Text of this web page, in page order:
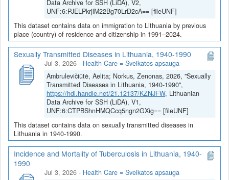
Data Archive for SSH (LiDA), V2,
UNF:6:PJELPkrjlM22Bg70LrD2cA== [fileUNF]
This dataset contains data on immigration to Lithuania by previous
place (country) of residence and citizenship in 1991–2024.
Sexually Transmitted Diseases in Lithuania, 1940-1990
Jul 3, 2026 - Health Care = Sveikatos apsauga
Ambrulevičiūtė, Aelita; Norkus, Zenonas, 2026, "Sexually
Transmitted Diseases in Lithuania, 1940-1990",
https://hdl.handle.net/21.12137/KZNJFW, Lithuanian
Data Archive for SSH (LiDA), V1,
UNF:6:CTPBShnHMQCcq5ngn2GXig== [fileUNF]
This dataset contains data on sexually transmitted diseases in
Lithuania in 1940-1990.
Incidence and Mortality of Tuberculosis in Lithuania, 1940-
1990
Jul 3, 2026 - Health Care = Sveikatos apsauga